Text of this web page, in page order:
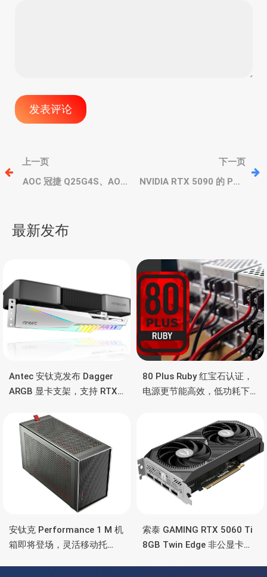
文
章
航
上一页
AOC 冠捷 Q25G4S、AOC
下一页
NVIDIA RTX 5090 的 PCB
最新发布
Antec 安钛克发布 Dagger
ARGB 显卡支架，支持 RTX
彩灯效
80 Plus Ruby 红宝石认证，
电源更节能高效，低功耗下
安钛克 Performance 1 M 机
箱即将登场，灵活移动托
索泰 GAMING RTX 5060 Ti
8GB Twin Edge 非公显卡，